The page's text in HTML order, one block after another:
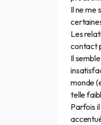
Il ne me
Les
contact
Il
monde
telle
Parfois